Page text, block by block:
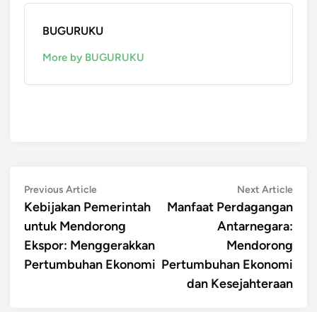
BUGURUKU
More by BUGURUKU
Post
navigation
Previous ArticlePrevious
article:
Kebijakan Pemerintah
untuk Mendorong
Ekspor: Menggerakkan
Pertumbuhan Ekonomi
Next ArticleNext
Manfaat Perdagangan
Antarnegara:
Mendorong
Pertumbuhan Ekonomi
dan Kesejahteraan